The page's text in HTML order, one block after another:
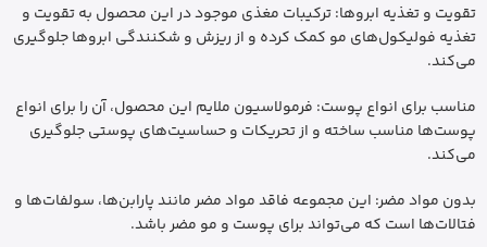
تقویت و تغذیه ابروها: ترکیبات مغذی موجود در این محصول به تقویت و
تغذیه فولیکول‌های مو کمک کرده و از ریزش و شکنندگی ابروها جلوگیری
می‌کند.
مناسب برای انواع پوست: فرمولاسیون ملایم این محصول، آن را برای انواع
پوست‌ها مناسب ساخته و از تحریکات و حساسیت‌های پوستی جلوگیری
می‌کند.
بدون مواد مضر: این مجموعه فاقد مواد مضر مانند پارابن‌ها، سولفات‌ها و
فتالات‌ها است که می‌تواند برای پوست و مو مضر باشد.